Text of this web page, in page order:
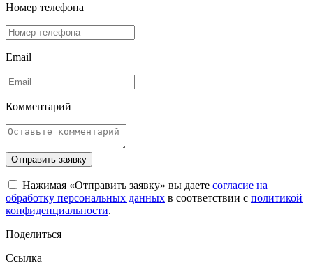
Номер телефона
Email
Комментарий
Отправить заявку
Нажимая «Отправить заявку» вы даете согласие на
обработку персональных данных в соответствии с политикой
конфиденциальности.
Поделиться
Ссылка